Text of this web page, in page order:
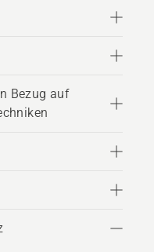
Bezug auf